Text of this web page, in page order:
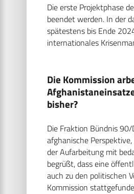
Die erste Projektphase
beendet werden. In der
spätestens bis Ende
internationales
Die Kommission
bisher?
Die Fraktion Bündnis
afghanische
der Aufarbeitung mit
begrüßt, dass eine
auch zu den politischen
Kommission